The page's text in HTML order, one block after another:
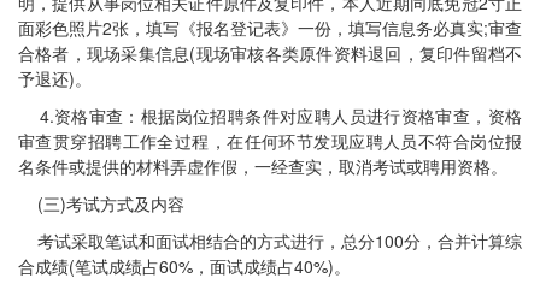
面彩色照片2张，填写《报名登记表》一份，填写信息务必真实;审查
合格者，现场采集信息(现场审核各类原件资料退回，复印件留档不
予退还)。
4.资格审查：根据岗位招聘条件对应聘人员进行资格审查，资格
审查贯穿招聘工作全过程，在任何环节发现应聘人员不符合岗位报
名条件或提供的材料弄虚作假，一经查实，取消考试或聘用资格。
(三)考试方式及内容
考试采取笔试和面试相结合的方式进行，总分100分，合并计算综
合成绩(笔试成绩占60%，面试成绩占40%)。